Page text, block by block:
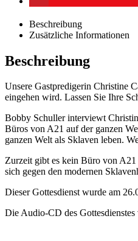
Beschreibung
Zusätzliche Informationen
Beschreibung
Unsere Gastpredigerin Christine
eingehen wird. Lassen Sie Ihre
Bobby Schuller interviewt
Büros von A21 auf der ganzen
ganzen Welt als Sklaven leben.
Zurzeit gibt es kein Büro von
sich gegen den modernen
Dieser Gottesdienst wurde am
Die Audio-CD des